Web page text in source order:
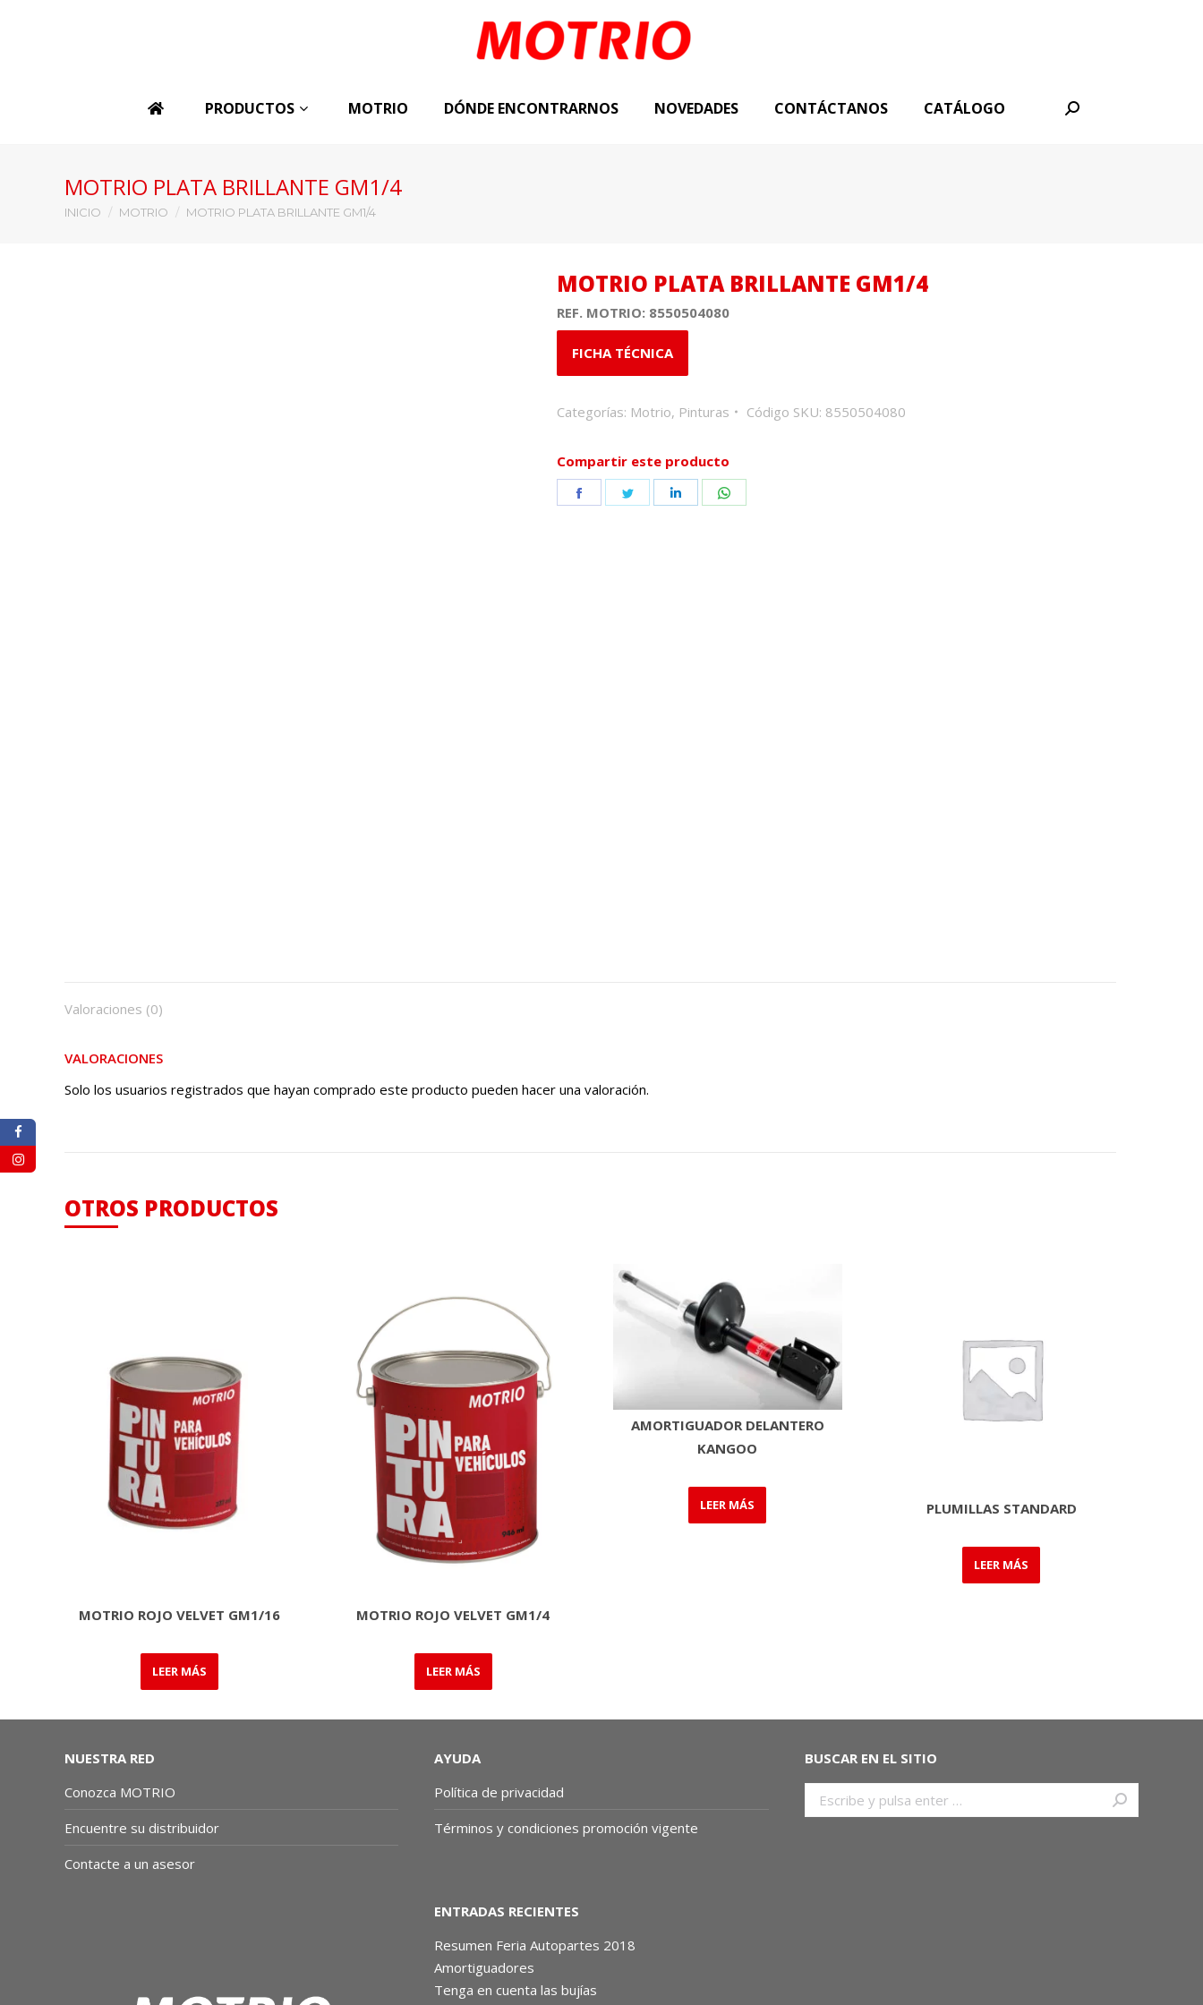
PRODUCTOS MOTRIO DÓNDE ENCONTRARNOS NOVEDADES CONTÁCTANOS CATÁLOGO Buscar:
MOTRIO PLATA BRILLANTE GM1/4
Estás aquí:
INICIO MOTRIO MOTRIO PLATA BRILLANTE GM1/4
MOTRIO PLATA BRILLANTE GM1/4
REF. MOTRIO: 8550504080
FICHA TÉCNICA
Categorías: Motrio, Pinturas Código SKU: 8550504080
Compartir este producto
Share
Share
Share
Valoraciones (0)
VALORACIONES
Solo los usuarios registrados que hayan comprado este producto pueden hacer una valoración.
OTROS PRODUCTOS
MOTRIO ROJO VELVET GM1/16
LEER MÁS
MOTRIO ROJO VELVET GM1/4
LEER MÁS
AMORTIGUADOR DELANTERO
KANGOO
LEER MÁS PLUMILLAS STANDARD
LEER MÁS
NUESTRA RED
Conozca MOTRIO
Encuentre su distribuidor
Contacte a un asesor
AYUDA
Política de privacidad
Términos y condiciones promoción vigente
BUSCAR EN EL SITIO
ENTRADAS RECIENTES
Resumen Feria Autopartes 2018
Amortiguadores
Tenga en cuenta las bujías